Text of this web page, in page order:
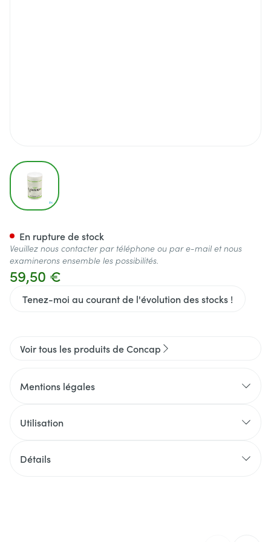
View larger image
59,50 €
Tenez-moi au courant de l'évolution des stocks !
En rupture de stock
Veuillez nous contacter par téléphone ou par e-mail et nous
examinerons ensemble les possibilités.
Voir tous les produits de Concap
Mentions légales
Utilisation
Détails